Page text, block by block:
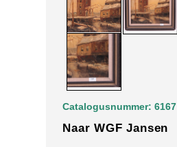
Catalogusnummer: 6167
Naar WGF Jansen